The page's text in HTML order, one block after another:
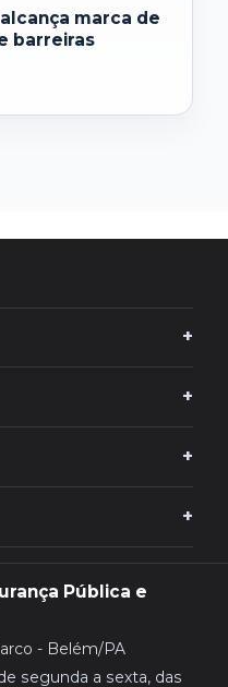
marca de
barreiras
Pública e
- Belém/PA
segunda a sexta, das